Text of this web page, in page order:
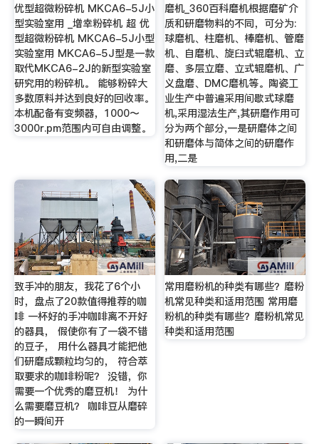
优型超微粉碎机 MKCA6-5J小
型实验室用 _增幸粉碎机 超 优
型超微粉碎机 MKCA6-5J小型
实验室用 MKCA6-5J型是一款
取代MKCA6-2J的新型实验室
研究用的粉碎机。 能够粉碎大
多数原料并达到良好的回收率。
本机配备有变频器，1000〜
3000r.pm范围内可自由调整。
磨机_360百科磨机根据磨矿介
质和研磨物料的不同，可分为:
球磨机、柱磨机、棒磨机、管磨
机、自磨机、旋臼式辊磨机、立
磨、多层立磨、立式辊磨机、广
义盘磨、DMC磨机等。陶瓷工
业生产中普遍采用间歇式球磨
机,采用湿法生产,其研磨作用可
分为两个部分,一是研磨体之间
和研磨体与简体之间的研磨作
用,二是
致手冲的朋友，我花了6个小
时，盘点了20款值得推荐的咖
啡 一杯好的手冲咖啡离不开好
的器具， 假使你有了一袋不错
的豆子， 用什么器具才能把他
们研磨成颗粒均匀的， 符合萃
取要求的咖啡粉呢？ 没错，你
需要一个优秀的磨豆机！ 为什
么需要磨豆机？ 咖啡豆从磨碎
的一瞬间开
常用磨粉机的种类有哪些？磨粉
机常见种类和适用范围 常用磨
粉机的种类有哪些？磨粉机常见
种类和适用范围